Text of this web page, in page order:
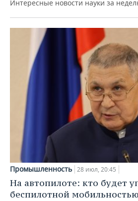
Интересные новости науки за
Промышленность 28 июл, 20:45
На автопилоте: кто будет
беспилотной мобильностью